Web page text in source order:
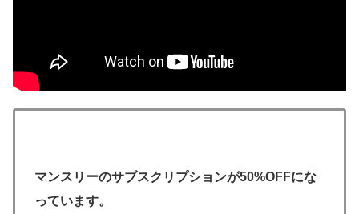
マンスリーのサブスクリプションが50%OFFにな
っています。